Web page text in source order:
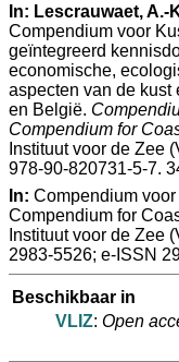
In: Lescrauwaet, A.-
Compendium voor
geïntegreerd
economische,
aspecten van de kust
en België.
Compendium for
Instituut voor de Zee
978-90-820731-5-7.
In: Compendium
Compendium for
Instituut voor de Zee
2983-5526; e-ISSN
Beschikbaar in
VLIZ: Open